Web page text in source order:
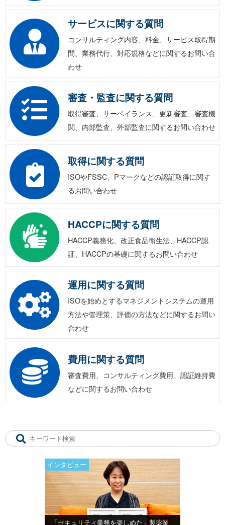
サービスに関する質問
コンサルティング内容、料金、サービス取得期
間、業務代行、対応規格などに関するお問い合
わせ
審査・監査に関する質問
取得審査、サーベイランス、更新審査、審査機
関、内部監査、外部監査に関するお問い合わせ
取得に関する質問
ISOやFSSC、Pマークなどの認証取得に関す
るお問い合わせ
HACCPに関する質問
HACCP義務化、改正食品衛生法、HACCP認
証、HACCPの基礎に関するお問い合わせ
運用に関する質問
ISOを始めとするマネジメントシステムの運用
方法や管理策、評価の方法などに関するお問い
合わせ
費用に関する質問
審査費用、コンサルティング費用、認証維持費
などに関するお問い合わせ
インタビュー
「セキュリティ業務を楽しめた」製薬業